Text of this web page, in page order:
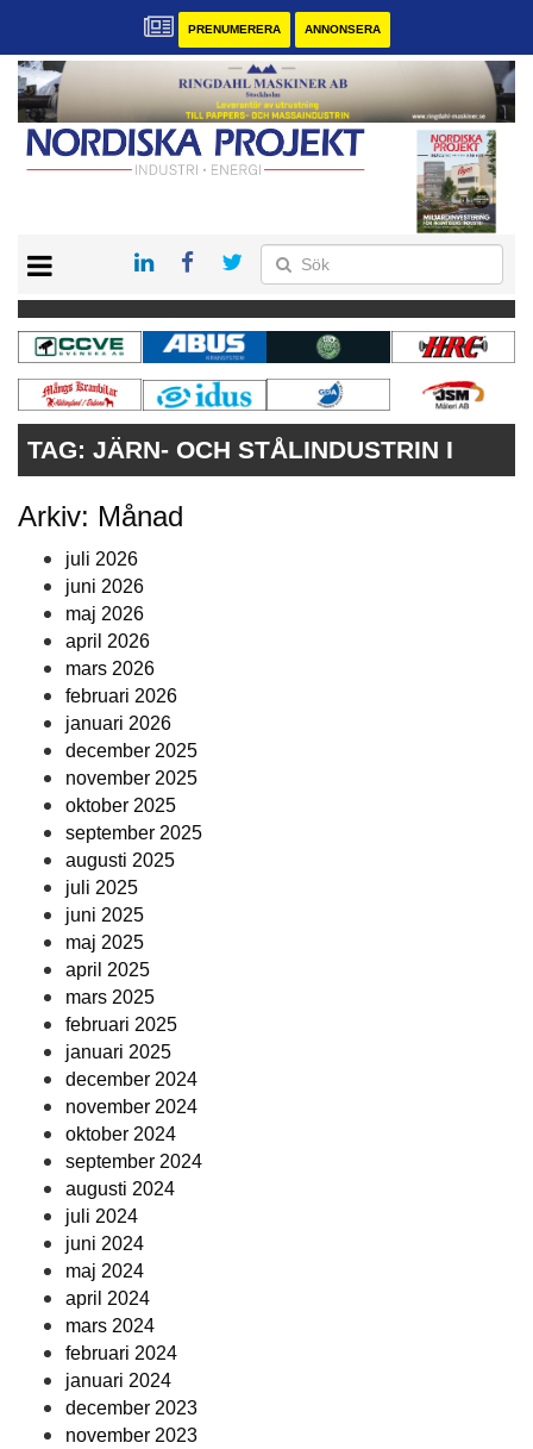
PRENUMERERA ANNONSERA
KONTAKT
VÅRA ANDRA MAGASIN
PRENUMERERA
ANNONSERA
TAG: JÄRN- OCH STÅLINDUSTRIN I
Arkiv: Månad
juli 2026
juni 2026
maj 2026
april 2026
mars 2026
februari 2026
januari 2026
december 2025
november 2025
oktober 2025
september 2025
augusti 2025
juli 2025
juni 2025
maj 2025
april 2025
mars 2025
februari 2025
januari 2025
december 2024
november 2024
oktober 2024
september 2024
augusti 2024
juli 2024
juni 2024
maj 2024
april 2024
mars 2024
februari 2024
januari 2024
december 2023
november 2023